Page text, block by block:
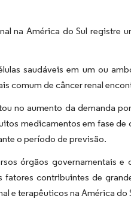
na América do Sul registre
saudáveis em um ou
comum de câncer renal
no aumento da demanda
medicamentos em fase de
o período de previsão.
órgãos governamentais e
contribuintes de
e terapêuticos na América do